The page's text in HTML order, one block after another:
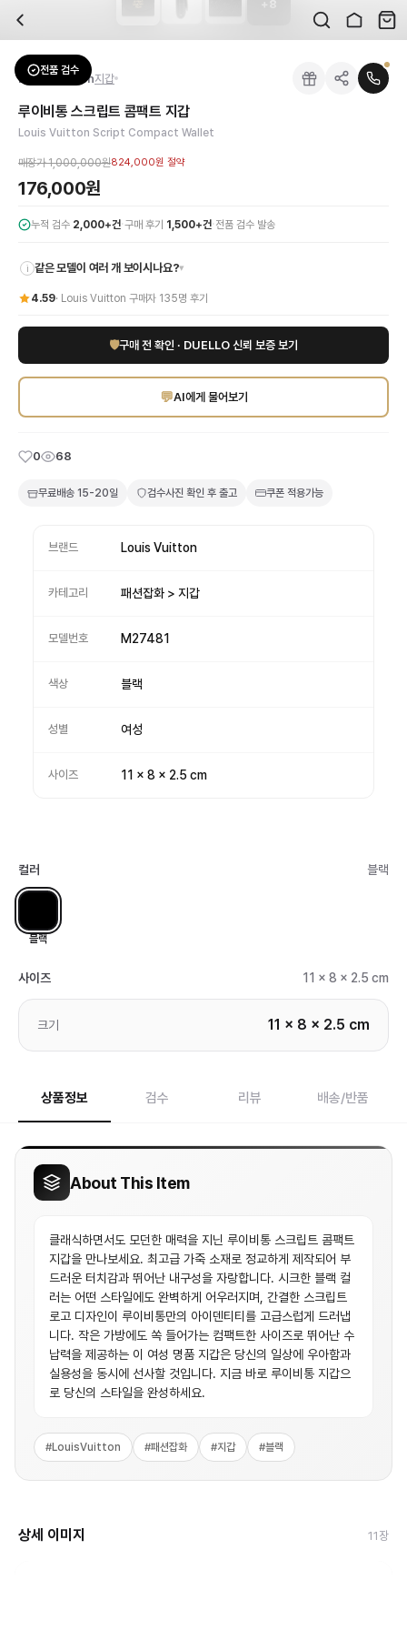
배송은 얼마나 걸리나요?
검수는 어떻게 진행되나요? 검수 사진을 받을 수 있나요?
전문 스태프가 실물 상품을 직접 확인한 후 검수 사진을 제공합니다. 가죽 재질,
교환이나 반품이 가능한가요?
수령 후 7일 이내 신청하시면 상품 하자, 사이즈 불일치, 고객 변심 모두 교환·반
쿠폰과 적립금을 함께 사용할 수 있나요?
네, 쿠폰과 적립금을 결제 시 함께 사용하실 수 있습니다. 적립금은 1,000원 이상
브랜드:
성별:여성
색상:블랙
가격:176,000 원
클래식하면서도 모던한 매력을 지닌 루이비통 스크립트 콤팩트 지갑을 만나보세
루이비통 스크립트 콤팩트 지갑
8
전품 검수
Louis Vuitton지갑
루이비통 스크립트 콤팩트 지갑
Louis Vuitton Script Compact Wallet
매장가1,000,000원824,000원 절약
176,000원
누적 검수 2,000+건·구매 후기 1,500+건· 전품 검수 발송
i 같은 모델이 여러 개 보이시나요?▾
4.59· Louis Vuitton 구매자 135명 후기
🛡구매 전 확인 · DUELLO 신뢰 보증 보기
💬AI에게 물어보기
0 68
무료배송 15-20일 검수사진 확인 후 출고 쿠폰 적용가능
브랜드 Louis Vuitton
카테고리 패션잡화 > 지갑
모델번호 M27481
색상 블랙
성별 여성
사이즈 11 x 8 x 2.5 cm
컬러 블랙
블랙
사이즈 11 x 8 x 2.5 cm
크기 11 x 8 x 2.5 cm
상품정보 검수 리뷰 배송/반품
About This Item
클래식하면서도 모던한 매력을 지닌 루이비통 스크립트 콤팩트
지갑을 만나보세요. 최고급 가죽 소재로 정교하게 제작되어 부
드러운 터치감과 뛰어난 내구성을 자랑합니다. 시크한 블랙 컬
러는 어떤 스타일에도 완벽하게 어우러지며, 간결한 스크립트
로고 디자인이 루이비통만의 아이덴티티를 고급스럽게 드러냅
니다. 작은 가방에도 쏙 들어가는 컴팩트한 사이즈로 뛰어난 수
납력을 제공하는 이 여성 명품 지갑은 당신의 일상에 우아함과
실용성을 동시에 선사할 것입니다. 지금 바로 루이비통 지갑으
로 당신의 스타일을 완성하세요.
#LouisVuitton #패션잡화 #지갑 #블랙
상세 이미지 11 장